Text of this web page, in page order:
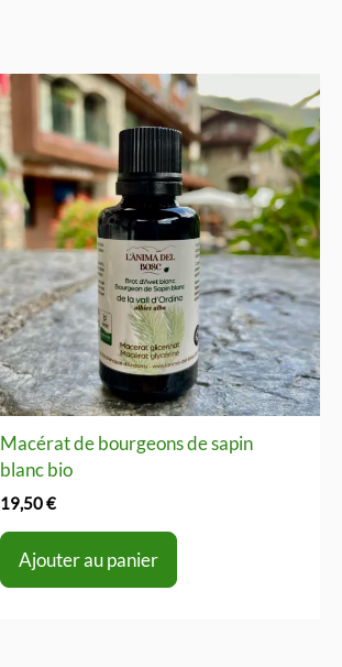
Macérat de bourgeons de sapin
blanc bio
19,50€
Ajouter au panier